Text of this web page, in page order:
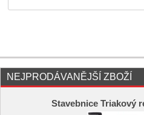
NEJPRODÁVANĚJŠÍ ZBOŽÍ
Stavebnice Triakový